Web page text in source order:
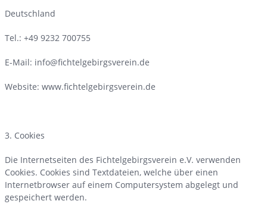
Deutschland
Tel.: +49 9232 700755
E-Mail: info@fichtelgebirgsverein.de
Website: www.fichtelgebirgsverein.de
3. Cookies
Die Internetseiten des Fichtelgebirgsverein e.V. verwenden
Cookies. Cookies sind Textdateien, welche über einen
Internetbrowser auf einem Computersystem abgelegt und
gespeichert werden.